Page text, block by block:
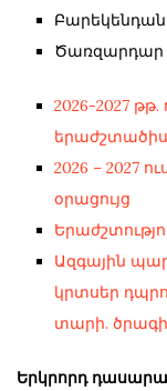
Բարեկենդան
Ծառզարդար
2026-2027
2026 – 2027
օրացույց
Ազգային
կրտսեր
տարի.
Երկրորդ